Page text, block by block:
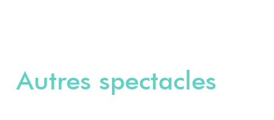
Autres spectacles